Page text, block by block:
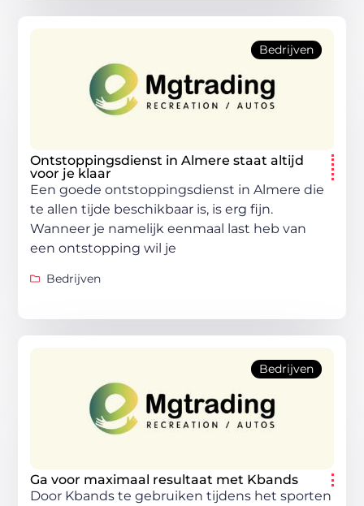
Bedrijven
Ontstoppingsdienst in Almere staat altijd
voor je klaar
Een goede ontstoppingsdienst in Almere die
te allen tijde beschikbaar is, is erg fijn.
Wanneer je namelijk eenmaal last heb van
een ontstopping wil je
Bedrijven
Bedrijven
Ga voor maximaal resultaat met Kbands
Door Kbands te gebruiken tijdens het sporten